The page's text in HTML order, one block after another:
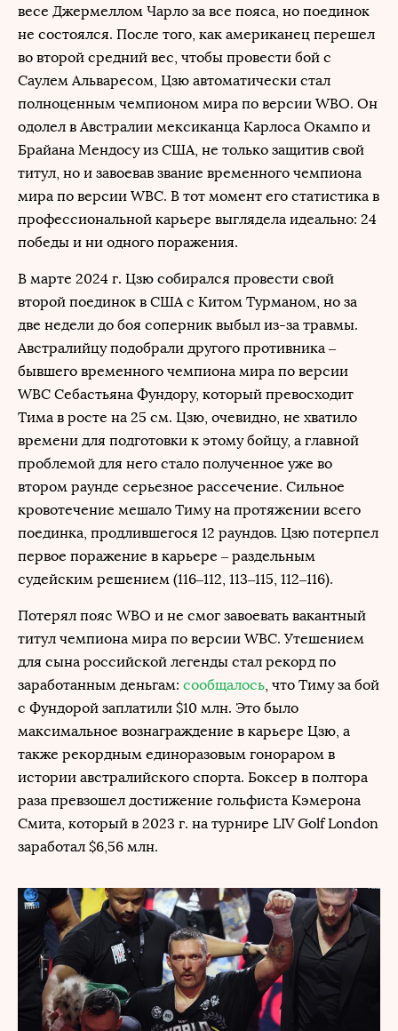
весе Джермеллом Чарло за все пояса, но поединок
не состоялся. После того, как американец перешел
во второй средний вес, чтобы провести бой с
Саулем Альваресом, Цзю автоматически стал
полноценным чемпионом мира по версии WBO. Он
одолел в Австралии мексиканца Карлоса Окампо и
Брайана Мендосу из США, не только защитив свой
титул, но и завоевав звание временного чемпиона
мира по версии WBC. В тот момент его статистика в
профессиональной карьере выглядела идеально: 24
победы и ни одного поражения.
В марте 2024 г. Цзю собирался провести свой
второй поединок в США с Китом Турманом, но за
две недели до боя соперник выбыл из-за травмы.
Австралийцу подобрали другого противника –
бывшего временного чемпиона мира по версии
WBC Себастьяна Фундору, который превосходит
Тима в росте на 25 см. Цзю, очевидно, не хватило
времени для подготовки к этому бойцу, а главной
проблемой для него стало полученное уже во
втором раунде серьезное рассечение. Сильное
кровотечение мешало Тиму на протяжении всего
поединка, продлившегося 12 раундов. Цзю потерпел
первое поражение в карьере – раздельным
судейским решением (116–112, 113–115, 112–116).
Потерял пояс WBO и не смог завоевать вакантный
титул чемпиона мира по версии WBC. Утешением
для сына российской легенды стал рекорд по
заработанным деньгам: сообщалось, что Тиму за бой
с Фундорой заплатили $10 млн. Это было
максимальное вознаграждение в карьере Цзю, а
также рекордным единоразовым гонораром в
истории австралийского спорта. Боксер в полтора
раза превзошел достижение гольфиста Кэмерона
Смита, который в 2023 г. на турнире LIV Golf London
заработал $6,56 млн.